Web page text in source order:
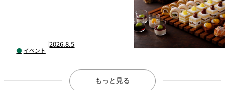
イベント
2026.8.5
もっと見る